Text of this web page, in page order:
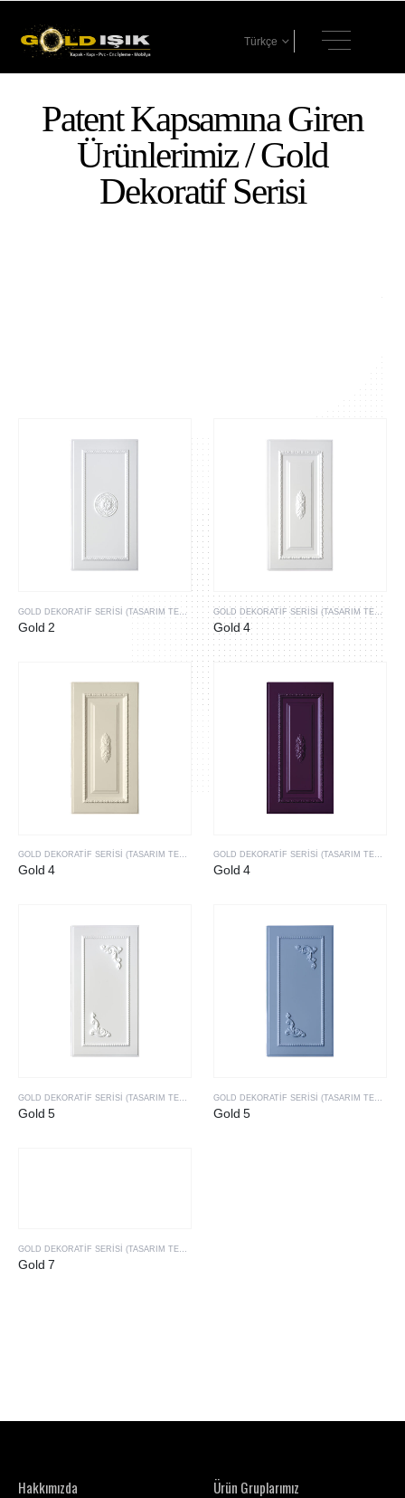
Türkçe
Patent Kapsamına Giren
Ürünlerimiz / Gold
Dekoratif Serisi
GOLD DEKORATIF SERISI (TASARIM TESCILLI & PATENTLI ÜRÜLERIMIZ)
Gold 2
GOLD DEKORATIF SERISI (TASARIM TESCILLI & PATENTLI ÜRÜLERIMIZ)
Gold 4
GOLD DEKORATIF SERISI (TASARIM TESCILLI & PATENTLI ÜRÜLERIMIZ)
Gold 4
GOLD DEKORATIF SERISI (TASARIM TESCILLI & PATENTLI ÜRÜLERIMIZ)
Gold 4
GOLD DEKORATIF SERISI (TASARIM TESCILLI & PATENTLI ÜRÜLERIMIZ)
Gold 5
GOLD DEKORATIF SERISI (TASARIM TESCILLI & PATENTLI ÜRÜLERIMIZ)
Gold 5
Gold 7
Hakkımızda Ürün Gruplarımız